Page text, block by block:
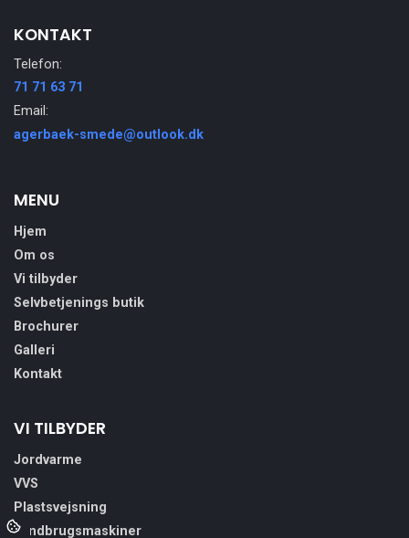
KONTAKT
Telefon:
71 71 63 71
Email:
agerbaek-smede@outlook.dk
MENU
Hjem
Om os
Vi tilbyder
Selvbetjenings butik
Brochurer
Galleri
Kontakt
VI TILBYDER
Jordvarme
VVS
Plastsvejsning
Landbrugsmaskiner